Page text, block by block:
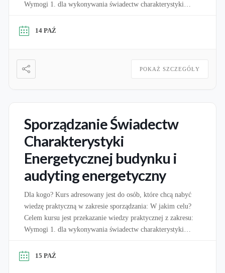
Wymogi 1. dla wykonywania świadectw charakterystyki
energetycznej budynków świadectwa charakterystyki
14 PAŹ
POKAŻ SZCZEGÓŁY
Sporządzanie Świadectw
Charakterystyki
Energetycznej budynku i
audyting energetyczny
Dla kogo? Kurs adresowany jest do osób, które chcą nabyć
wiedzę praktyczną w zakresie sporządzania: W jakim celu?
Celem kursu jest przekazanie wiedzy praktycznej z zakresu:
Wymogi 1. dla wykonywania świadectw charakterystyki
energetycznej budynków świadectwa charakterystyki
15 PAŹ